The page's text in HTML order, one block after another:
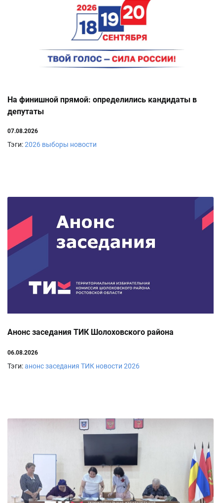
На финишной прямой: определились кандидаты в
депутаты
07.08.2026
Тэги:2026 выборы новости
Анонс заседания ТИК Шолоховского района
06.08.2026
Тэги:анонс заседания ТИК новости 2026